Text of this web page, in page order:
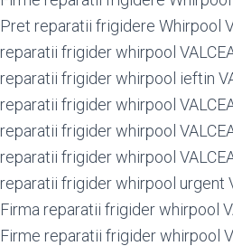
Pret reparatii frigidere Whirpool
reparatii frigider whirpool
reparatii frigider whirpool ieftin
reparatii frigider whirpool
reparatii frigider whirpool
reparatii frigider whirpool
reparatii frigider whirpool urgent
Firma reparatii frigider whirpool
Firme reparatii frigider whirpool